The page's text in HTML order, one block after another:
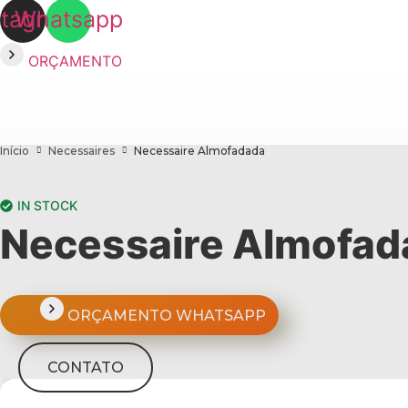
Whatsapp
ORÇAMENTO
Início Necessaires Necessaire Almofadada
IN STOCK
Necessaire
ORÇAMENTO WHATSAPP
CONTATO